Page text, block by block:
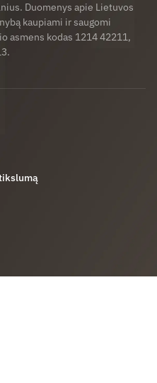
Duomenys apie Lietuvos
kaupiami ir saugomi
asmens kodas 1214 42211,